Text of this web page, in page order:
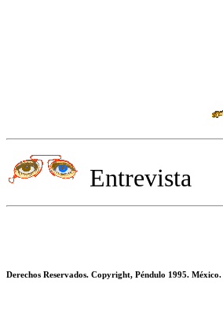
Entrevista
Derechos Reservados. Copyright, Péndulo 1995. México.